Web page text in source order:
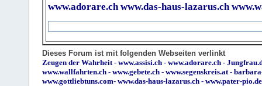
www.adorare.ch www.das-haus-lazarus.ch
Dieses Forum ist mit folgenden Webseiten verlinkt
Zeugen der Wahrheit - www.assisi.ch - www.adorare.ch -
www.wallfahrten.ch - www.gebete.ch - www.segenskreis.at -
www.gottliebtuns.com- www.das-haus-lazarus.ch - www.pater-pio.de